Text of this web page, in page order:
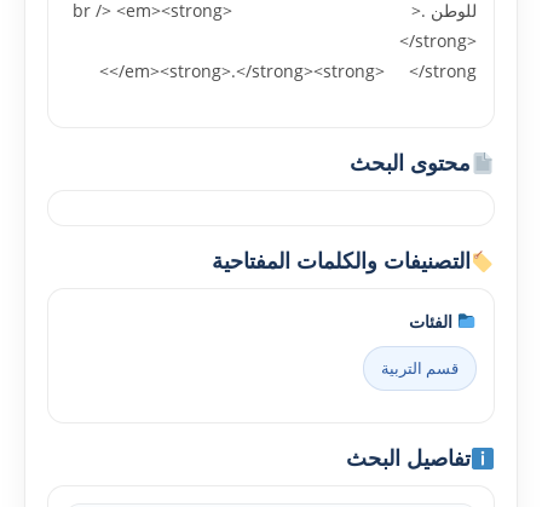
للوطن .<br /> <em><strong>
</strong>
</em><strong>.</strong><strong> </strong>
محتوى البحث
التصنيفات والكلمات المفتاحية
الفئات
قسم التربية
تفاصيل البحث